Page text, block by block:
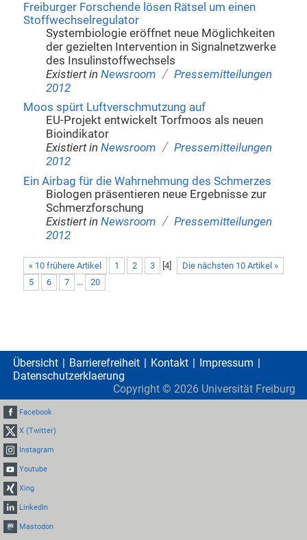
Freiburger Forschende lösen Rätsel um einen
Stoffwechselregulator
Systembiologie eröffnet neue Möglichkeiten
der gezielten Intervention in Signalnetzwerke
des Insulinstoffwechsels
Existiert in Newsroom / Pressemitteilungen
2012
Moos spürt Luftverschmutzung auf
EU-Projekt entwickelt Torfmoos als neuen
Bioindikator
Existiert in Newsroom / Pressemitteilungen
2012
Ein Airbag für die Wahrnehmung des Schmerzes
Biologen präsentieren neue Ergebnisse zur
Schmerzforschung
Existiert in Newsroom / Pressemitteilungen
2012
« 10 frühere Artikel Die nächsten 10 Artikel »
1 2 3 4]
5
6 7 ... 20
Übersicht Barrierefreiheit Kontakt
Impressum
Datenschutzerklaerung
Copyright © 2026 Universität Freiburg
Facebook
X (Twitter)
Instagram
Youtube
Xing
LinkedIn
Mastodon